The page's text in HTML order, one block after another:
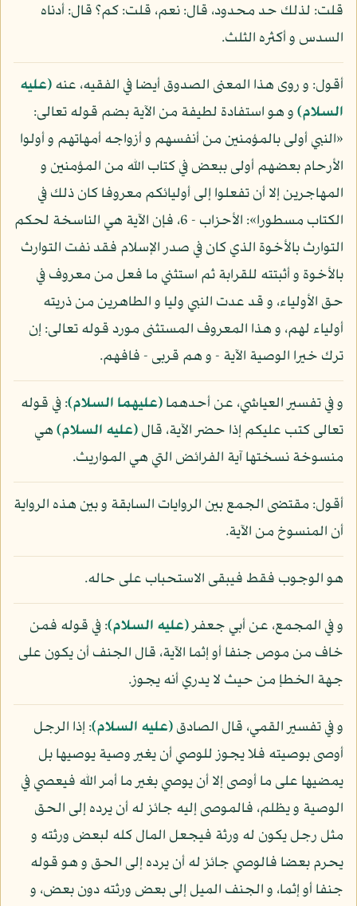
قلت: لذلك حد محدود، قال: نعم، قلت: كم؟ قال: أدناه
السدس و أكثره الثلث.
أقول: و روى هذا المعنى الصدوق أيضا في الفقيه، عنه(عليه
السلام)و هو استفادة لطيفة من الآية بضم قوله تعالى:
«النبي أولى بالمؤمنين من أنفسهم و أزواجه أمهاتهم و أولوا
الأرحام بعضهم أولى ببعض في كتاب الله من المؤمنين و
المهاجرين إلا أن تفعلوا إلى أوليائكم معروفا كان ذلك في
الكتاب مسطورا»: الأحزاب - 6، فإن الآية هي الناسخة لحكم
التوارث بالأخوة الذي كان في صدر الإسلام فقد نفت التوارث
بالأخوة و أثبتته للقرابة ثم استثني ما فعل من معروف في
حق الأولياء، و قد عدت النبي وليا و الطاهرين من ذريته
أولياء لهم، و هذا المعروف المستثنى مورد قوله تعالى: إن
ترك خيرا الوصية الآية - و هم قربى - فافهم.
و في تفسير العياشي، عن أحدهما(عليهما السلام): في قوله
تعالى كتب عليكم إذا حضر الآية، قال(عليه السلام)هي
منسوخة نسختها آية الفرائض التي هي المواريث.
أقول: مقتضى الجمع بين الروايات السابقة و بين هذه الرواية
أن المنسوخ من الآية.
هو الوجوب فقط فيبقى الاستحباب على حاله.
و في المجمع، عن أبي جعفر(عليه السلام): في قوله فمن
خاف من موص جنفا أو إثما الآية، قال الجنف أن يكون على
جهة الخطإ من حيث لا يدري أنه يجوز.
و في تفسير القمي، قال الصادق(عليه السلام): إذا الرجل
أوصى بوصيته فلا يجوز للوصي أن يغير وصية يوصيها بل
يمضيها على ما أوصى إلا أن يوصي بغير ما أمر الله فيعصي في
الوصية و يظلم، فالموصى إليه جائز له أن يرده إلى الحق
مثل رجل يكون له ورثة فيجعل المال كله لبعض ورثته و
يحرم بعضا فالوصي جائز له أن يرده إلى الحق و هو قوله
جنفا أو إثما، و الجنف الميل إلى بعض ورثته دون بعض، و